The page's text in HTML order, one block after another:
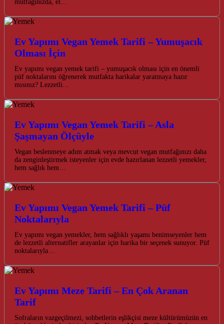
mutfağınızda, el…
Ev Yapımı Vegan Yemek Tarifi – Yumuşacık
Olması İçin
Ev yapımı vegan yemek tarifi – yumuşacık olması için en önemli
püf noktalarını öğrenerek mutfakta harikalar yaratmaya hazır
mısınız? Lezzetli…
Ev Yapımı Vegan Yemek Tarifi – Asla
Şaşmayan Ölçüyle
Vegan beslenmeye adım atmak veya mevcut vegan mutfağınızı daha
da zenginleştirmek isteyenler için evde hazırlanan lezzetli yemekler,
hem sağlık hem…
Ev Yapımı Vegan Yemek Tarifi – Püf
Noktalarıyla
Ev yapımı vegan yemekler, hem sağlıklı yaşamı benimseyenler hem
de lezzetli alternatifler arayanlar için harika bir seçenek sunuyor. Püf
noktalarıyla…
Ev Yapımı Meze Tarifi – En Çok Aranan
Tarif
Sofraların vazgeçilmezi, sohbetlerin eşlikçisi meze kültürümüzün en